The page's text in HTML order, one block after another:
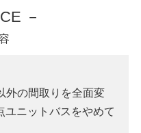
－
外の間取りを全面変
ユニットバスをやめて